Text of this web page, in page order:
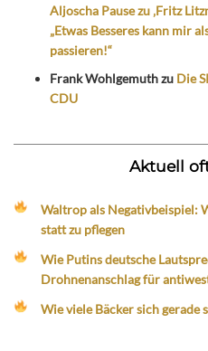
Aljoscha Pause zu ‚Fritz
„Etwas Besseres kann mir
passieren!“
Frank Wohlgemuthzu Die
CDU
Aktuell
Waltrop als Negativbeispiel:
statt zu pflegen
Wie Putins deutsche
Drohnenanschlag für
Wie viele Bäcker sich gerade